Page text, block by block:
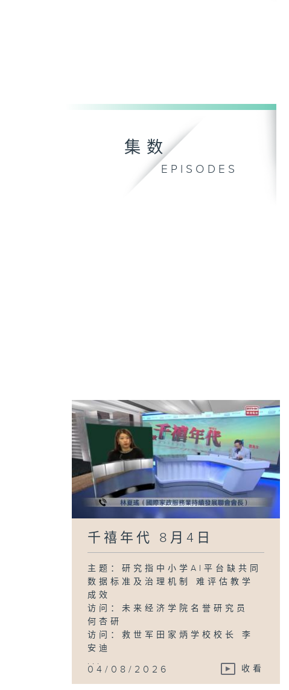
集数
EPISODES
千禧年代 8月4日
主题：研究指中小学AI平台缺共同
数据标准及治理机制 难评估教学
成效
访问：未来经济学院名誉研究员
何杏研
访问：救世军田家炳学校校长 李
安迪
...
04/08/2026 收看